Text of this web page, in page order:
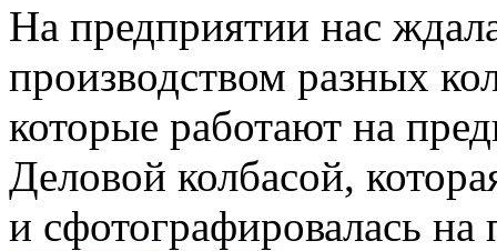
На предприятии нас
производством разных
которые работают на
Деловой колбасой,
и сфотографировалась на